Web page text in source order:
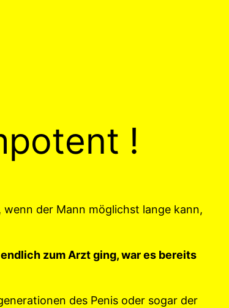
!
der Mann möglichst lange kann,
zum Arzt ging, war es bereits
des Penis oder sogar der